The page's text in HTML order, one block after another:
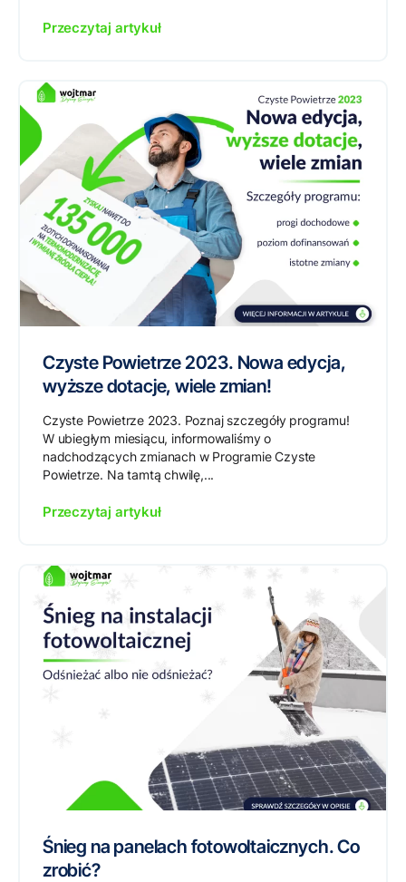
Przeczytaj artykuł
Czyste Powietrze 2023. Nowa edycja,
wyższe dotacje, wiele zmian!
Czyste Powietrze 2023. Poznaj szczegóły programu!
W ubiegłym miesiącu, informowaliśmy o
nadchodzących zmianach w Programie Czyste
Powietrze. Na tamtą chwilę,...
Przeczytaj artykuł
Śnieg na panelach fotowoltaicznych. Co
zrobić?